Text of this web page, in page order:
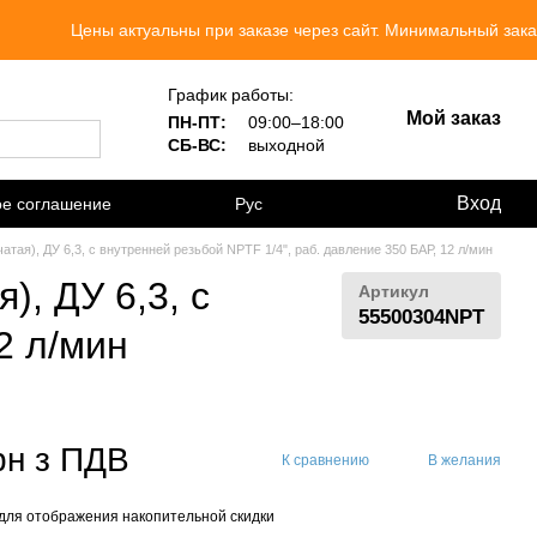
актуальны при заказе через сайт. Минимальный заказ 300 грн.
График работы:
ПН-ПТ:
09:00–18:00
СБ-ВС:
выходной
Мой заказ
соглашение Рус Вход
ДУ 6,3, с внутренней резьбой NPTF 1/4", раб. давление 350 БАР, 12 л/мин
ДУ 6,3, с
л/мин
Артикул
55500304NPT
з ПДВ К сравнению В желания
отображения накопительной скидки